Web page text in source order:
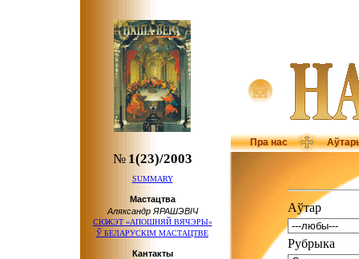
Пра нас
№ 1(23)/2003
SUMMARY
Мастацтва
Аляксандр ЯРАШЭВІЧ
СЮЖЭТ «АПОШНЯЙ ВЯЧЭРЫ»
Ў БЕЛАРУСКІМ МАСТАЦТВЕ
Кантакты
Аўтар
Рубрыка